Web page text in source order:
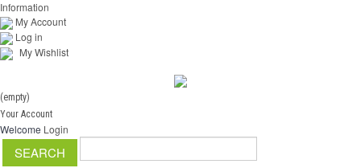
Information
My Account
Log in
My Wishlist
(empty)
Your Account
Welcome Login